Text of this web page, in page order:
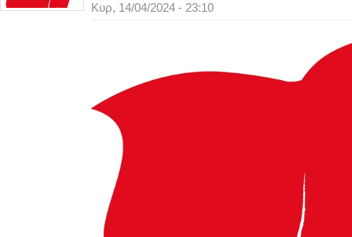
Κυρ, 14/04/2024 - 23:10